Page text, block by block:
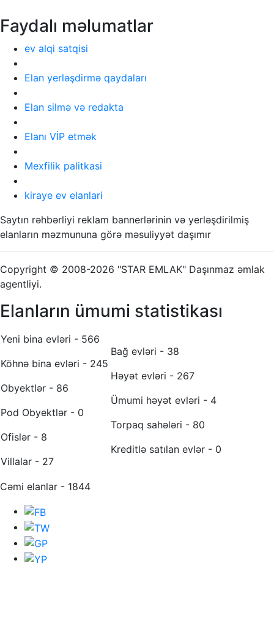
Faydalı məlumatlar
ev alqi satqisi
Elan yerləşdirmə qaydaları
Elan silmə və redakta
Elanı VİP etmək
Mexfilik palitkasi
kiraye ev elanlari
Saytın rəhbərliyi reklam bannerlərinin və yerləşdirilmiş
elanların məzmununa görə məsuliyyət daşımır
Copyright © 2008-2026 "STAR EMLAK" Daşınmaz əmlak
agentliyi.
Elanların ümumi statistikası
Yeni bina evləri - 566
Köhnə bina evləri - 245
Obyektlər - 86
Pod Obyektlər - 0
Ofislər - 8
Villalar - 27
Bağ evləri - 38
Həyət evləri - 267
Ümumi həyət evləri - 4
Torpaq sahələri - 80
Kreditlə satılan evlər - 0
Cəmi elanlar - 1844